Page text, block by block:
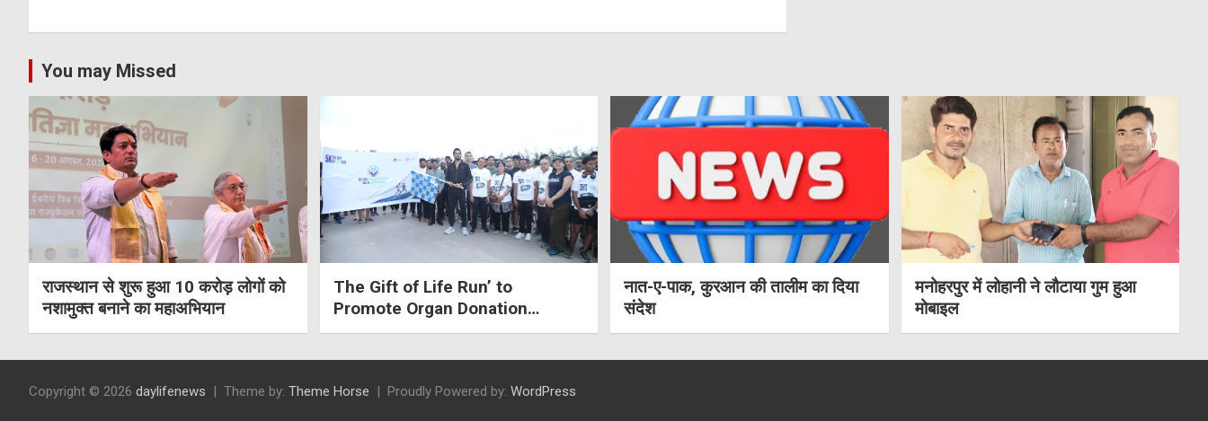
You may Missed
राजस्थान से शुरू हुआ 10 करोड़ लोगों को
नशामुक्त बनाने का महाअभियान
The Gift of Life Run’ to
Promote Organ Donation
Awareness
नात-ए-पाक, कुरआन की तालीम का दिया
संदेश
मनोहरपुर में लोहानी ने लौटाया गुम हुआ
मोबाइल
Copyright © 2026 daylifenews Theme by: Theme Horse Proudly Powered by: WordPress